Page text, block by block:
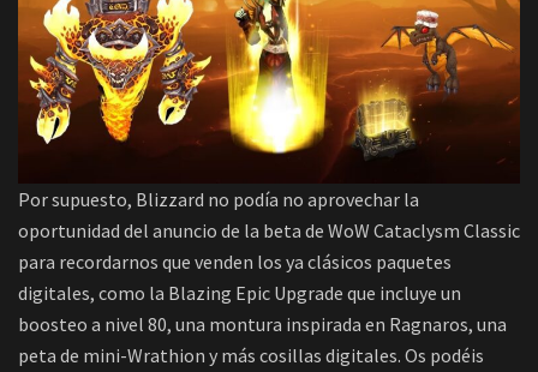
Por supuesto, Blizzard no podía no aprovechar la
oportunidad del anuncio de la beta de WoW Cataclysm Classic
para recordarnos que venden los ya clásicos paquetes
digitales, como la Blazing Epic Upgrade que incluye un
boosteo a nivel 80, una montura inspirada en Ragnaros, una
peta de mini-Wrathion y más cosillas digitales. Os podéis